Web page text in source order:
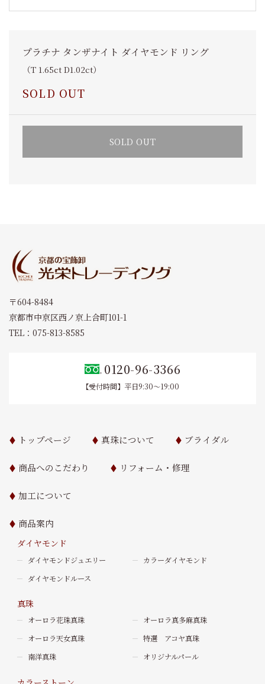
プラチナ タンザナイト ダイヤモンド リング
（T 1.65ct D1.02ct）
SOLD OUT
SOLD OUT
〒604-8484
京都市中京区西ノ京上合町101-1
TEL：075-813-8585
0120-96-3366
【受付時間】平日9:30～19:00
トップページ 真珠について ブライダル
商品へのこだわり リフォーム・修理
加工について
商品案内
ダイヤモンド
ダイヤモンドジュエリー
カラーダイヤモンド
ダイヤモンドルース
真珠
オーロラ花珠真珠
オーロラ真多麻真珠
オーロラ天女真珠
特選 アコヤ真珠
南洋真珠
オリジナルパール